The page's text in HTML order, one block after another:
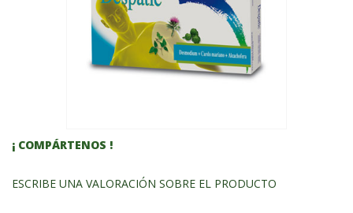
¡ COMPÁRTENOS !
ESCRIBE UNA VALORACIÓN SOBRE EL PRODUCTO